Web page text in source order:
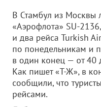
В Стамбул из Москвы
«Аэрофлота» SU-
и два рейса Turkish
по понедельникам и
в один конец — от 40
Как пишет «Т-Ж», в
сообщили, что
рейсами.